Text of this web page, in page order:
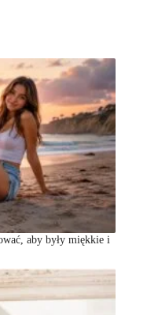
aby były miękkie i